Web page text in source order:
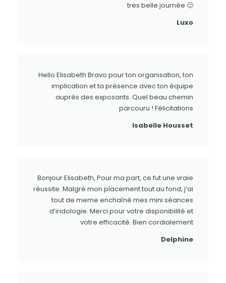
tres belle journée 🙂
Luxo
Hello Elisabeth Bravo pour ton organisation, ton
implication et ta présence avec ton équipe
auprès des exposants. Quel beau chemin
parcouru ! Félicitations
Isabelle Housset
Bonjour Elisabeth, Pour ma part, ce fut une vraie
réussite. Malgré mon placement tout au fond, j’ai
tout de meme enchaîné mes mini séances
d’iridologie. Merci pour votre disponibilité et
votre efficacité. Bien cordialement
Delphine